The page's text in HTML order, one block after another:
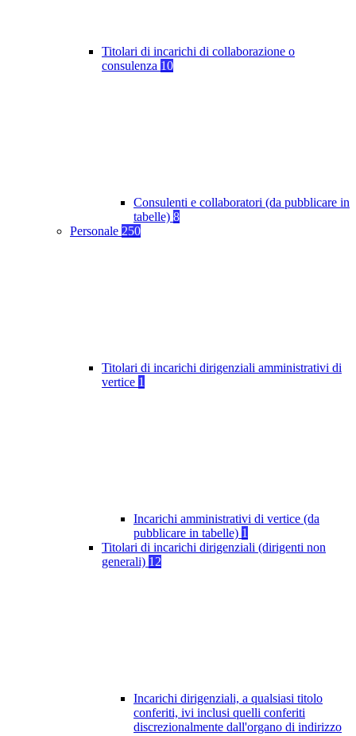
Titolari di incarichi di collaborazione o
consulenza 10
Consulenti e collaboratori (da pubblicare in
tabelle) 8
Personale 250
Titolari di incarichi dirigenziali amministrativi di
vertice 1
Incarichi amministrativi di vertice (da
pubblicare in tabelle) 1
Titolari di incarichi dirigenziali (dirigenti non
generali) 12
Incarichi dirigenziali, a qualsiasi titolo
conferiti, ivi inclusi quelli conferiti
discrezionalmente dall'organo di indirizzo